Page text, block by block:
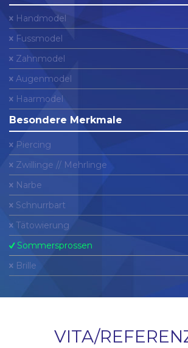
Handmodel
Fussmodel
Zahnmodel
Augenmodel
Haarmodel
Besondere Merkmale
Piercing
Zwillinge // Mehrlinge
Narbe
Schnurrbart
Tätowierung
Sommersprossen
Brille
VITA/